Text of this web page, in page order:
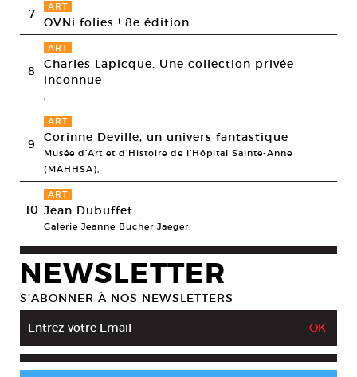
7 ART
OVNi folies ! 8e édition
8
ART
Charles Lapicque. Une collection privée
inconnue
,
9
ART
Corinne Deville, un univers fantastique
Musée d’Art et d’Histoire de l’Hôpital Sainte-Anne
(MAHHSA),
10
ART
Jean Dubuffet
Galerie Jeanne Bucher Jaeger,
NEWSLETTER
S’ABONNER À NOS NEWSLETTERS